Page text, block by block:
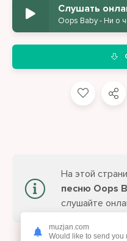
Слушать
Oops Baby - Ни о
На этой
песню Oops
слушайте
muzjan.com
Would like to send you